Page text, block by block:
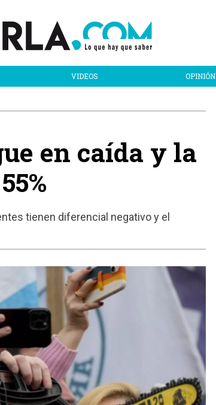
VIDEOS OPINIÓN
en caída y la
tienen diferencial negativo y el